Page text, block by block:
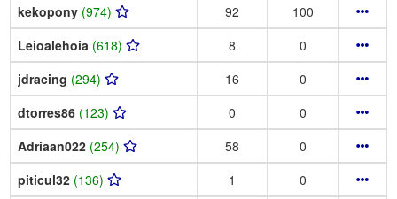
kekopony (974) 92
100
Leioalehoia (618) 8
0
jdracing (294) 16
0
dtorres86 (123) 0
0
Adriaan022 (254) 58
0
piticul32 (136) 1
0